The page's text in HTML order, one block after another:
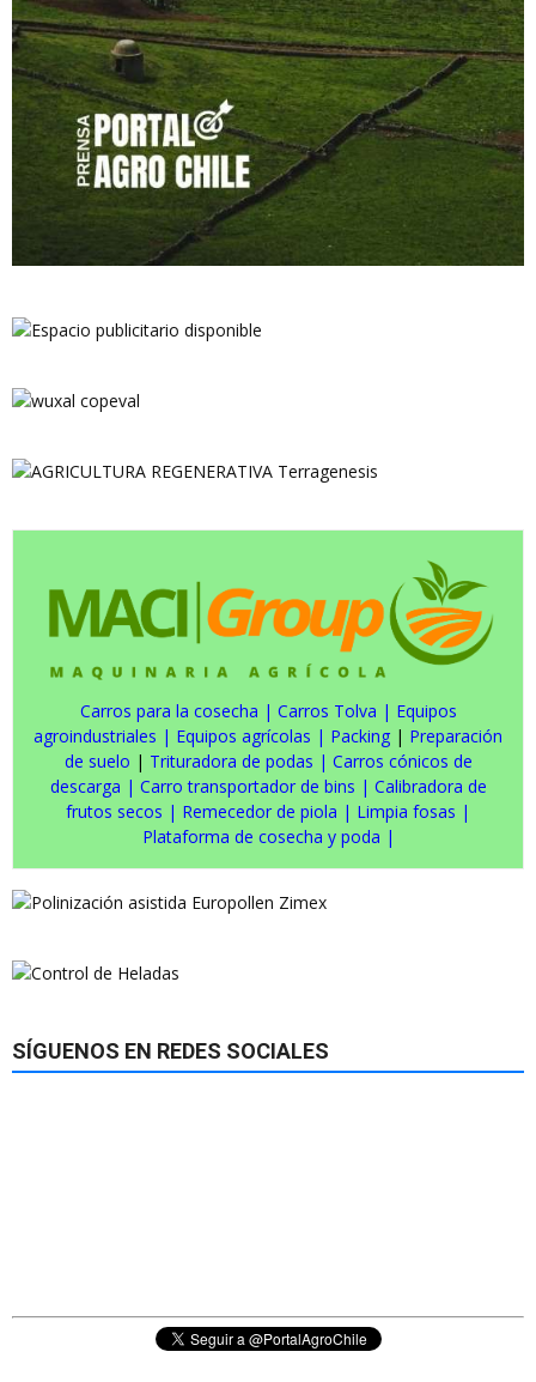
Carros para la cosecha | Carros Tolva | Equipos
agroindustriales | Equipos agrícolas | Packing | Preparación
de suelo | Trituradora de podas | Carros cónicos de
descarga | Carro transportador de bins | Calibradora de
frutos secos | Remecedor de piola | Limpia fosas |
Plataforma de cosecha y poda |
SÍGUENOS EN REDES SOCIALES